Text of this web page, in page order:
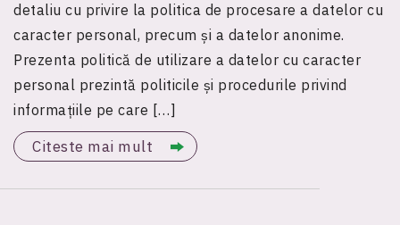
detaliu cu privire la politica de procesare a datelor cu
caracter personal, precum și a datelor anonime.
Prezenta politică de utilizare a datelor cu caracter
personal prezintă politicile și procedurile privind
informațiile pe care […]
Citeste mai mult